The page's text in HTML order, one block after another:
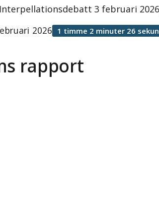
3 februari
rapport
2026 1 timme 2 minuter 26